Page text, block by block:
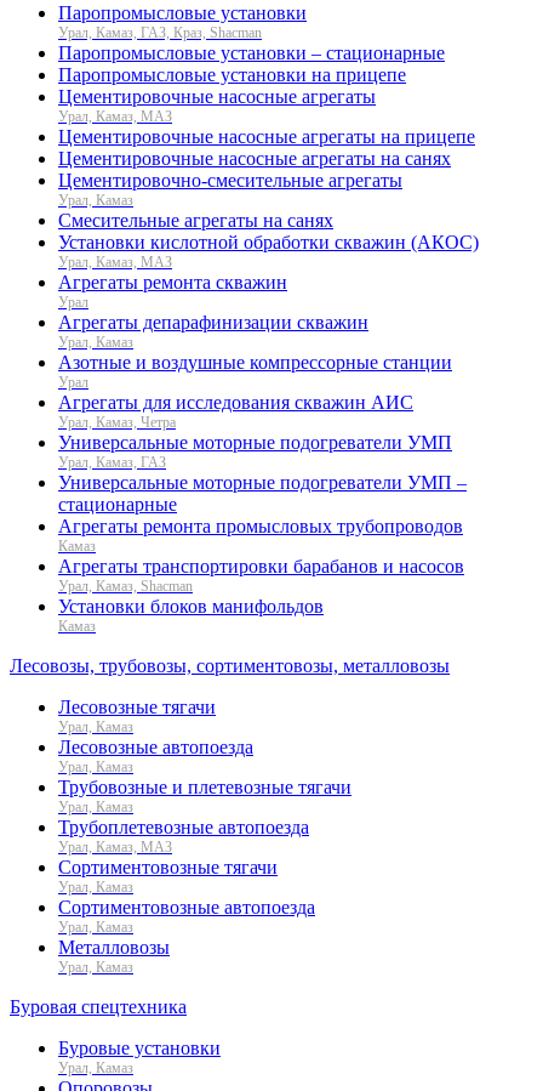
Паропромысловые установки
Урал, Камаз, ГАЗ, Краз, Shacman
Паропромысловые установки – стационарные
Паропромысловые установки на прицепе
Цементировочные насосные агрегаты
Урал, Камаз, МАЗ
Цементировочные насосные агрегаты на прицепе
Цементировочные насосные агрегаты на санях
Цементировочно-смесительные агрегаты
Урал, Камаз
Смесительные агрегаты на санях
Установки кислотной обработки скважин (АКОС)
Урал, Камаз, МАЗ
Агрегаты ремонта скважин
Урал
Агрегаты депарафинизации скважин
Урал, Камаз
Азотные и воздушные компрессорные станции
Урал
Агрегаты для исследования скважин АИС
Урал, Камаз, Четра
Универсальные моторные подогреватели УМП
Урал, Камаз, ГАЗ
Универсальные моторные подогреватели УМП –
стационарные
Агрегаты ремонта промысловых трубопроводов
Камаз
Агрегаты транспортировки барабанов и насосов
Урал, Камаз, Shacman
Установки блоков манифольдов
Камаз
Лесовозы, трубовозы, сортиментовозы, металловозы
Лесовозные тягачи
Урал, Камаз
Лесовозные автопоезда
Урал, Камаз
Трубовозные и плетевозные тягачи
Урал, Камаз
Трубоплетевозные автопоезда
Урал, Камаз, МАЗ
Сортиментовозные тягачи
Урал, Камаз
Сортиментовозные автопоезда
Урал, Камаз
Металловозы
Урал, Камаз
Буровая спецтехника
Буровые установки
Урал, Камаз